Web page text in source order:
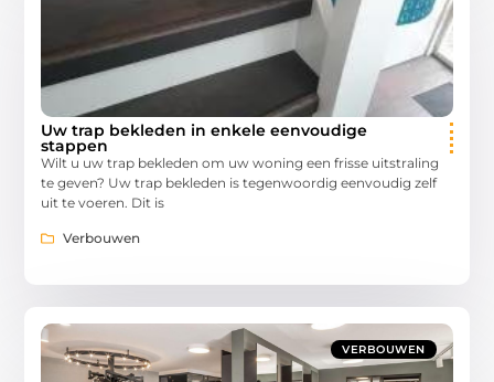
Uw trap bekleden in enkele eenvoudige
stappen
Wilt u uw trap bekleden om uw woning een frisse uitstraling
te geven? Uw trap bekleden is tegenwoordig eenvoudig zelf
uit te voeren. Dit is
Verbouwen
VERBOUWEN